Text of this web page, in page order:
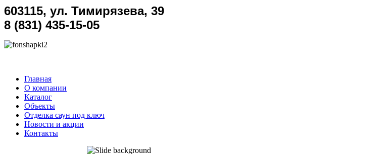
603115, ул. Тимирязева, 39
8 (831) 435-15-05
Главная
О компании
Каталог
Объекты
Отделка саун под ключ
Новости и акции
Контакты